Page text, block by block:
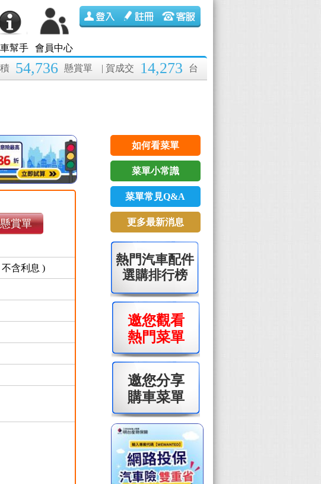
幫手 會員中心
| 賀成交 14,273 台
54,736 懸賞單
賞單
不含利息 )
如何看菜單
菜單小常識
菜單常見Q&A
更多最新消息
熱門汽車配件
選購排行榜
邀您觀看
熱門菜單
邀您分享
購車菜單